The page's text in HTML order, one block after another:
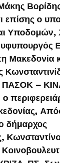
επίσης ο
Υποδομών,
υφυπουργός
Μακεδονία
ΠΑΣΟΚ –
δήμαρχος